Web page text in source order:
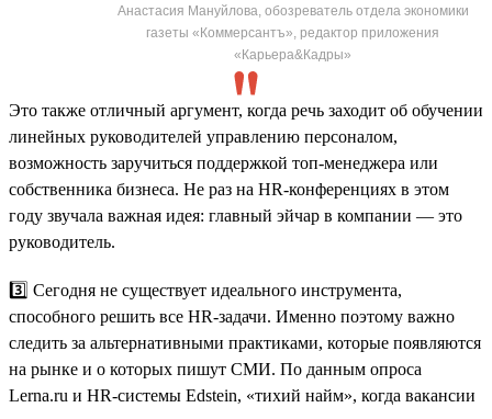
Анастасия Мануйлова, обозреватель отдела экономики
газеты «Коммерсантъ», редактор приложения
«Карьера&Кадры»
Это также отличный аргумент, когда речь заходит об обучении
линейных руководителей управлению персоналом,
возможность заручиться поддержкой топ-менеджера или
собственника бизнеса. Не раз на HR-конференциях в этом
году звучала важная идея: главный эйчар в компании — это
руководитель.
3️⃣ Сегодня не существует идеального инструмента,
способного решить все HR-задачи. Именно поэтому важно
следить за альтернативными практиками, которые появляются
на рынке и о которых пишут СМИ. По данным опроса
Lerna.ru и HR-системы Edstein, «тихий найм», когда вакансии